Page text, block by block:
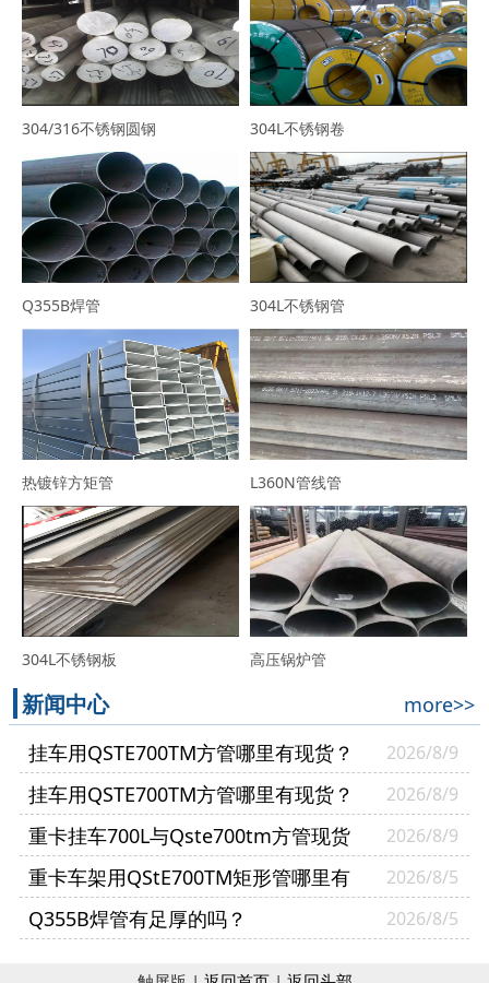
304/316不锈钢圆钢 304L不锈钢卷
Q355B焊管 304L不锈钢管
热镀锌方矩管 L360N管线管
304L不锈钢板 高压锅炉管
新闻中心
more>>
挂车用QSTE700TM方管哪里有现货？
2026/8/9
挂车用QSTE700TM方管哪里有现货？
山东普利通钢材供货案例
2026/8/9
重卡挂车700L与Qste700tm方管现货
哪里有？
2026/8/9
重卡车架用QStE700TM矩形管哪里有
现货？
2026/8/5
Q355B焊管有足厚的吗？ 2026/8/5